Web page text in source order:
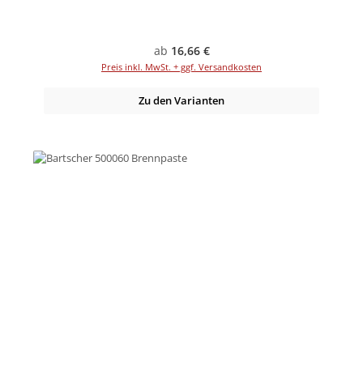
Regulärer Preis:
ab 16,66 €
Preis inkl. MwSt. + ggf. Versandkosten
Zu den Varianten